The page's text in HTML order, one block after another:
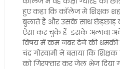
हुए कहा कि कॉलेज में शिक्षक
बुलाते हैं और उसके साथ छेड़छाड़
ऐसा कर चुके हैं इसके अलावा
विषय में कम नंबर देने की
चंद्र गोस्वामी ने बताया कि
को गिरफ्तार कर जेल भेज दिया